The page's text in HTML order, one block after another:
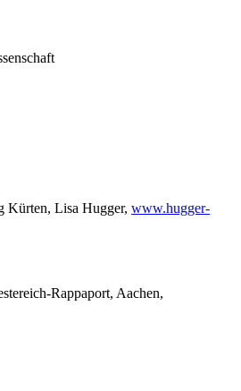
Kürten, Lisa Hugger, www.hugger-
Rappaport, Aachen,